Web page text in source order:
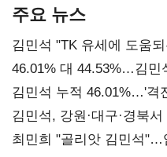
주요 뉴스
김민석 "TK 유세에 도움
대표된 양 당직 배분"
46.01% 대 44.53%…김민
김민석 누적 46.01%…'격
(2보)
김민석, 강원·대구·경북
최민희 "골리앗 김민석"…